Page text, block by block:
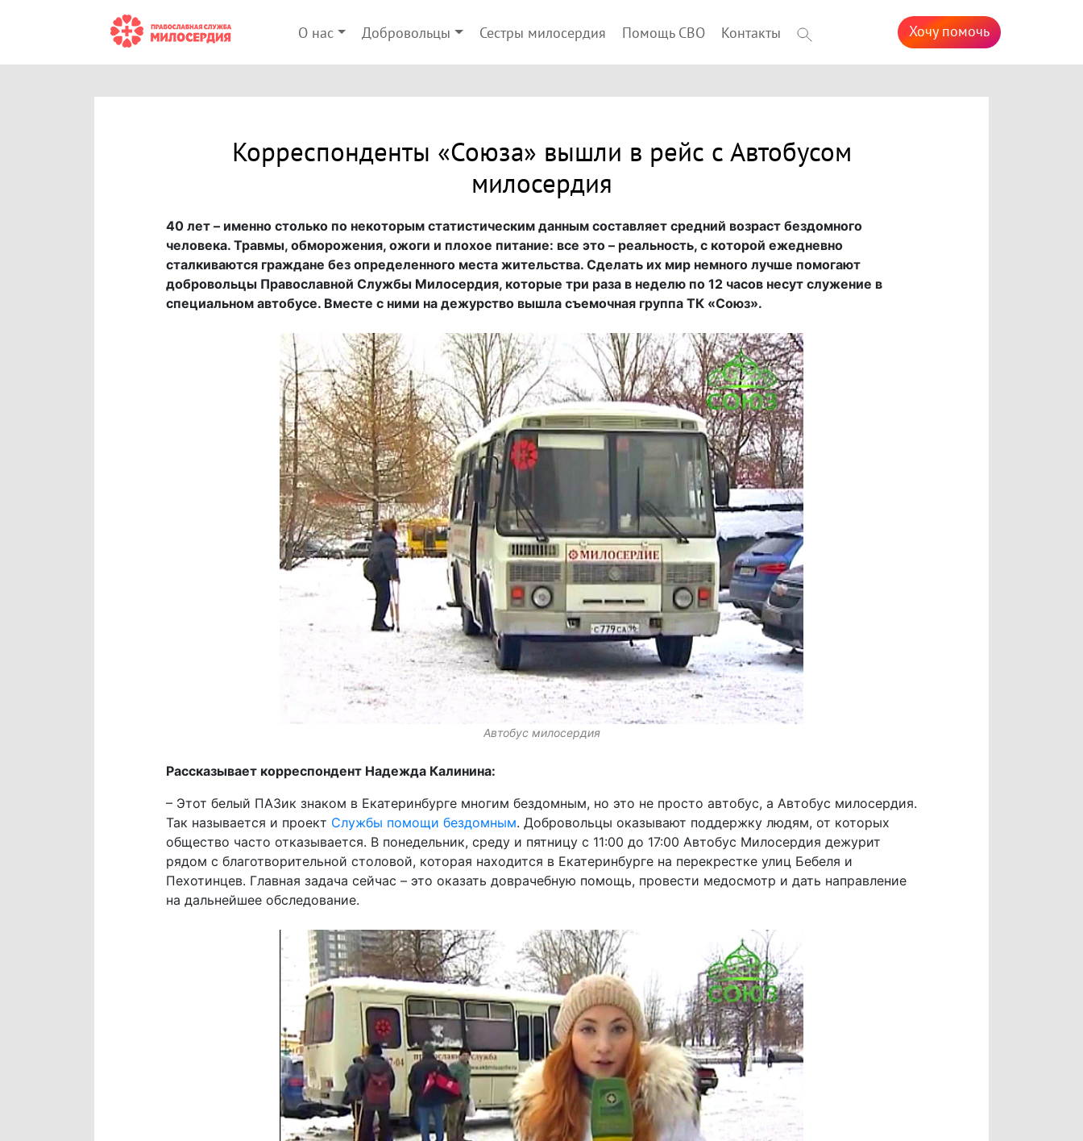
О нас Добровольцы Сестры милосердия Помощь СВО Контакты Хочу помочь
Корреспонденты «Союза» вышли в рейс с Автобусом
милосердия
40 лет – именно столько по некоторым статистическим данным составляет средний возраст бездомного
человека. Травмы, обморожения, ожоги и плохое питание: все это – реальность, с которой ежедневно
сталкиваются граждане без определенного места жительства. Сделать их мир немного лучше помогают
добровольцы Православной Службы Милосердия, которые три раза в неделю по 12 часов несут служение в
специальном автобусе. Вместе с ними на дежурство вышла съемочная группа ТК «Союз».
Автобус милосердия
Рассказывает корреспондент Надежда Калинина:
– Этот белый ПАЗик знаком в Екатеринбурге многим бездомным, но это не просто автобус, а Автобус милосердия.
Так называется и проект Службы помощи бездомным. Добровольцы оказывают поддержку людям, от которых
общество часто отказывается. В понедельник, среду и пятницу с 11:00 до 17:00 Автобус Милосердия дежурит
рядом с благотворительной столовой, которая находится в Екатеринбурге на перекрестке улиц Бебеля и
Пехотинцев. Главная задача сейчас – это оказать доврачебную помощь, провести медосмотр и дать направление
на дальнейшее обследование.